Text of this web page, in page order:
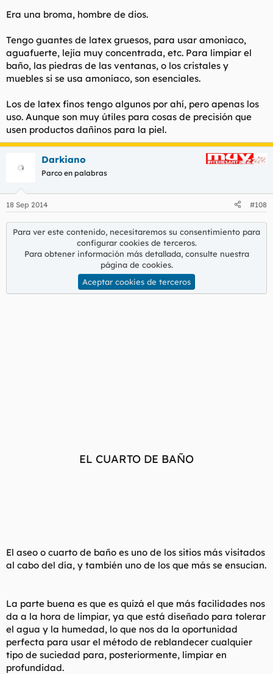
Era una broma, hombre de dios.
Tengo guantes de latex gruesos, para usar amoniaco,
aguafuerte, lejía muy concentrada, etc. Para limpiar el
baño, las piedras de las ventanas, o los cristales y
muebles si se usa amoníaco, son esenciales.
Los de latex finos tengo algunos por ahí, pero apenas los
uso. Aunque son muy útiles para cosas de precisión que
usen productos dañinos para la piel.
Darkiano
Parco en palabras
18 Sep 2014 #108
Para ver este contenido, necesitaremos su consentimiento para
configurar cookies de terceros.
Para obtener información más detallada, consulte nuestra
página de cookies.
Aceptar cookies de terceros
EL CUARTO DE BAÑO​
El aseo o cuarto de baño es uno de los sitios más visitados
al cabo del día, y también uno de los que más se ensucian.
La parte buena es que es quizá el que más facilidades nos
da a la hora de limpiar, ya que está diseñado para tolerar
el agua y la humedad, lo que nos da la oportunidad
perfecta para usar el método de reblandecer cualquier
tipo de suciedad para, posteriormente, limpiar en
profundidad.